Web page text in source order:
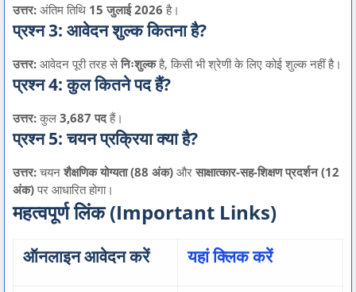
उत्तर: अंतिम तिथि 15 जुलाई 2026 है।
प्रश्न 3: आवेदन शुल्क कितना है?
उत्तर: आवेदन पूरी तरह से निःशुल्कहै, किसी भी श्रेणी के लिए कोई शुल्क नहीं है।
प्रश्न 4: कुल कितने पद हैं?
उत्तर: कुल 3,687 पदहैं।
प्रश्न 5: चयन प्रक्रिया क्या है?
उत्तर: चयन शैक्षणिक योग्यता (88 अंक) और साक्षात्कार-सह-शिक्षण प्रदर्शन (12
अंक) पर आधारित होगा।
महत्वपूर्ण लिंक (Important Links)
ऑनलाइन आवेदन करें यहां क्लिक करें